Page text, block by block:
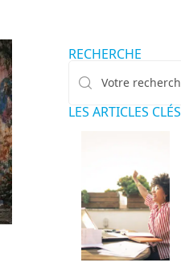
RECHERCHE
LES ARTICLES CLÉS